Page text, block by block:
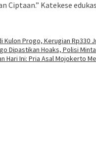
Ciptaan.” Katekese
Kulon Progo, Kerugian Rp330
Dipastikan Hoaks, Polisi
Hari Ini: Pria Asal Mojokerto